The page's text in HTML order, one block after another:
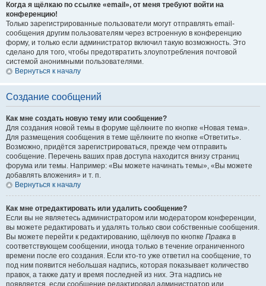
Когда я щёлкаю по ссылке «email», от меня требуют войти на
конференцию!
Только зарегистрированные пользователи могут отправлять email-
сообщения другим пользователям через встроенную в конференцию
форму, и только если администратор включил такую возможность. Это
сделано для того, чтобы предотвратить злоупотребления почтовой
системой анонимными пользователями.
Вернуться к началу
Создание сообщений
Как мне создать новую тему или сообщение?
Для создания новой темы в форуме щёлкните по кнопке «Новая тема».
Для размещения сообщения в теме щёлкните по кнопке «Ответить».
Возможно, придётся зарегистрироваться, прежде чем отправить
сообщение. Перечень ваших прав доступа находится внизу страниц
форума или темы. Например: «Вы можете начинать темы», «Вы можете
добавлять вложения» и т. п.
Вернуться к началу
Как мне отредактировать или удалить сообщение?
Если вы не являетесь администратором или модератором конференции,
вы можете редактировать и удалять только свои собственные сообщения.
Вы можете перейти к редактированию, щёлкнув по кнопке Правка в
соответствующем сообщении, иногда только в течение ограниченного
времени после его создания. Если кто-то уже ответил на сообщение, то
под ним появится небольшая надпись, которая показывает количество
правок, а также дату и время последней из них. Эта надпись не
появляется, если сообщение редактировал администратор или